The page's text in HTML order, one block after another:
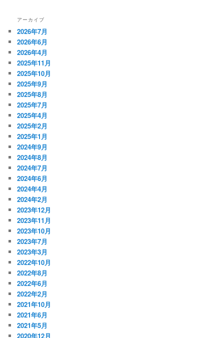
アーカイブ
2026年7月
2026年6月
2026年4月
2025年11月
2025年10月
2025年9月
2025年8月
2025年7月
2025年4月
2025年2月
2025年1月
2024年9月
2024年8月
2024年7月
2024年6月
2024年4月
2024年2月
2023年12月
2023年11月
2023年10月
2023年7月
2023年3月
2022年10月
2022年8月
2022年6月
2022年2月
2021年10月
2021年6月
2021年5月
2020年12月